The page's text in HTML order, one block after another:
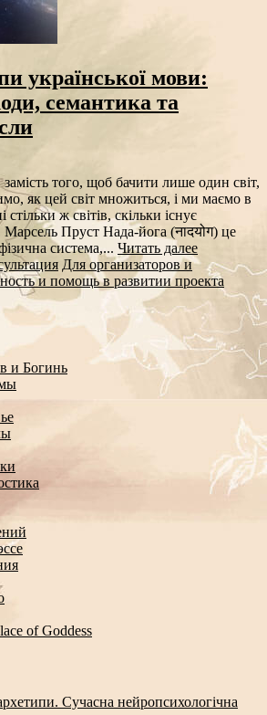
української мови:
семантика та
того, щоб бачити лише один світ,
як цей світ множиться, і ми маємо в
ж світів, скільки існує
Марсель Пруст Нада-йога (नादयोग) це
система,... Читать далее
Для организаторов и
и помощь в развитии проекта
и Богинь
of Goddess
Сучасна нейропсихологічна